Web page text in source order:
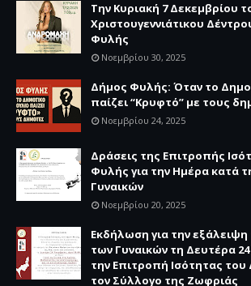
Την Κυριακή 7 Δεκεμβρίου
Χριστουγεννιάτικου
Φυλής
Νοεμβρίου 30, 2025
Δήμος Φυλής: Όταν το
παίζει “Κρυφτό” με τους
Νοεμβρίου 24, 2025
Δράσεις της Επιτροπής
Φυλής για την Ημέρα κατά
Γυναικών
Νοεμβρίου 20, 2025
Εκδήλωση για την εξάλειψη
των Γυναικών τη Δευτέρα
την Επιτροπή Ισότητας
τον Σύλλογο της Ζωφριάς